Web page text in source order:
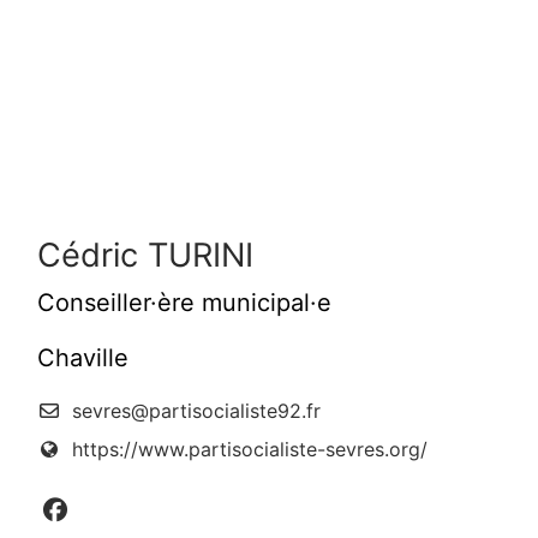
Cédric TURINI
Conseiller·ère municipal·e
Chaville
sevres@partisocialiste92.fr
https://www.partisocialiste-sevres.org/